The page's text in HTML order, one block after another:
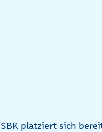
platziert sich